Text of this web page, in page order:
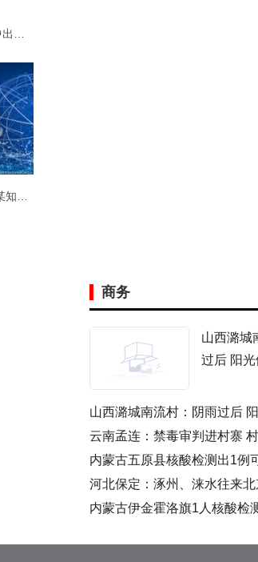
商务
山西潞城
过后 阳
山西潞城南流村：阴雨过后